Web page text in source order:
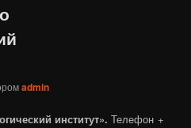
admin
институт». Телефон +